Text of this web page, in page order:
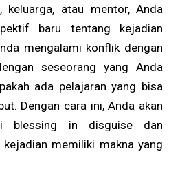
keluarga, atau mentor, Anda
baru tentang kejadian
mengalami konflik dengan
seseorang yang Anda
ada pelajaran yang bisa
Dengan cara ini, Anda akan
blessing in disguise dan
memiliki makna yang